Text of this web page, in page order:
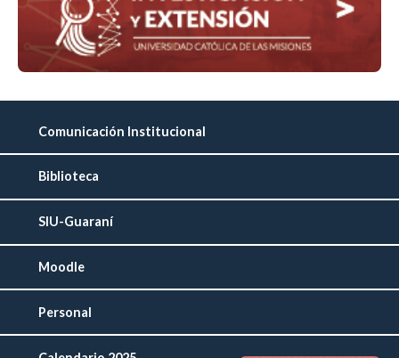
Comunicación Institucional
Biblioteca
SIU-Guaraní
Moodle
Personal